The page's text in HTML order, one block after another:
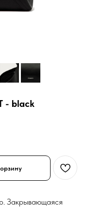
- black
Закрывающаяся